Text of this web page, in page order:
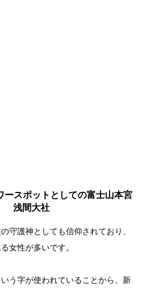
ースポットとしての富士山本宮
浅間大社
守護神としても信仰されており、
女性が多いです。
う字が使われていることから、新